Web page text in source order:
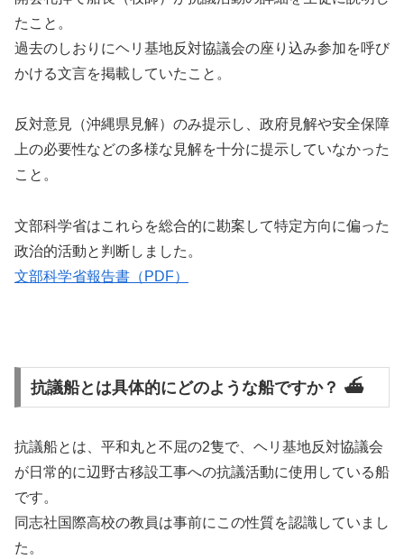
たこと。
過去のしおりにヘリ基地反対協議会の座り込み参加を呼び
かける文言を掲載していたこと。
反対意見（沖縄県見解）のみ提示し、政府見解や安全保障
上の必要性などの多様な見解を十分に提示していなかった
こと。
文部科学省はこれらを総合的に勘案して特定方向に偏った
政治的活動と判断しました。
文部科学省報告書（PDF）
抗議船とは具体的にどのような船ですか？ ⛴️
抗議船とは、平和丸と不屈の2隻で、ヘリ基地反対協議会
が日常的に辺野古移設工事への抗議活動に使用している船
です。
同志社国際高校の教員は事前にこの性質を認識していまし
た。